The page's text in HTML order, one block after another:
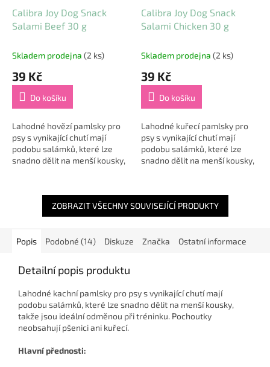
Calibra Joy Dog Snack
Salami Beef 30 g
Skladem prodejna (2 ks)
39 Kč
Do košíku
Lahodné hovězí pamlsky pro
psy s vynikající chutí mají
podobu salámků, které lze
snadno dělit na menší kousky,
neobsahují...
Calibra Joy Dog Snack
Salami Chicken 30 g
Skladem prodejna (2 ks)
39 Kč
Do košíku
Lahodné kuřecí pamlsky pro
psy s vynikající chutí mají
podobu salámků, které lze
snadno dělit na menší kousky,
neobsahují...
ZOBRAZIT VŠECHNY SOUVISEJÍCÍ PRODUKTY
Popis Podobné (14) Diskuze Značka Ostatní informace
Detailní popis produktu
Lahodné kachní pamlsky pro psy s vynikající chutí mají
podobu salámků, které lze snadno dělit na menší kousky,
takže jsou ideální odměnou při tréninku. Pochoutky
neobsahují pšenici ani kuřecí.
Hlavní přednosti: